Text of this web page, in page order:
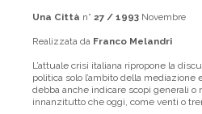
Una Città n° 27 / 1993 Novembre
Realizzata da Franco Melandri
L’attuale crisi italiana ripropone la
politica solo l’ambito della
debba anche indicare scopi generali o
innanzitutto che oggi, come venti o